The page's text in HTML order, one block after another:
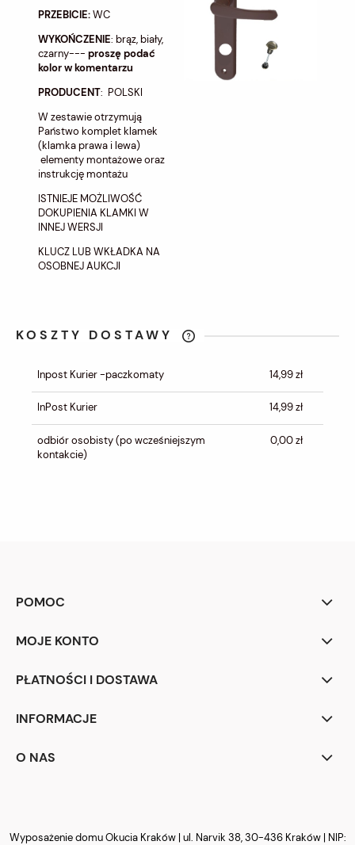
PRZEBICIE:WC
WYKOŃCZENIE: brąz, biały,
czarny--- proszę podać
kolor w komentarzu
PRODUCENT: POLSKI
W zestawie otrzymują
Państwo komplet klamek
(klamka prawa i lewa)
elementy montażowe oraz
instrukcję montażu
ISTNIEJE MOŻLIWOŚĆ
DOKUPIENIA KLAMKI W
INNEJ WERSJI
KLUCZ LUB WKŁADKA NA
OSOBNEJ AUKCJI
KOSZTY DOSTAWY
KOSZTÓW PŁATNOŚCI
Inpost Kurier -paczkomaty 14,99 zł
InPost Kurier 14,99 zł
odbiór osobisty(po wcześniejszym
kontakcie)
0,00 zł
POMOC
MOJE KONTO
PŁATNOŚCI I DOSTAWA
INFORMACJE
O NAS
Wyposażenie domu Okucia Kraków | ul. Narvik 38, 30-436 Kraków | NIP: